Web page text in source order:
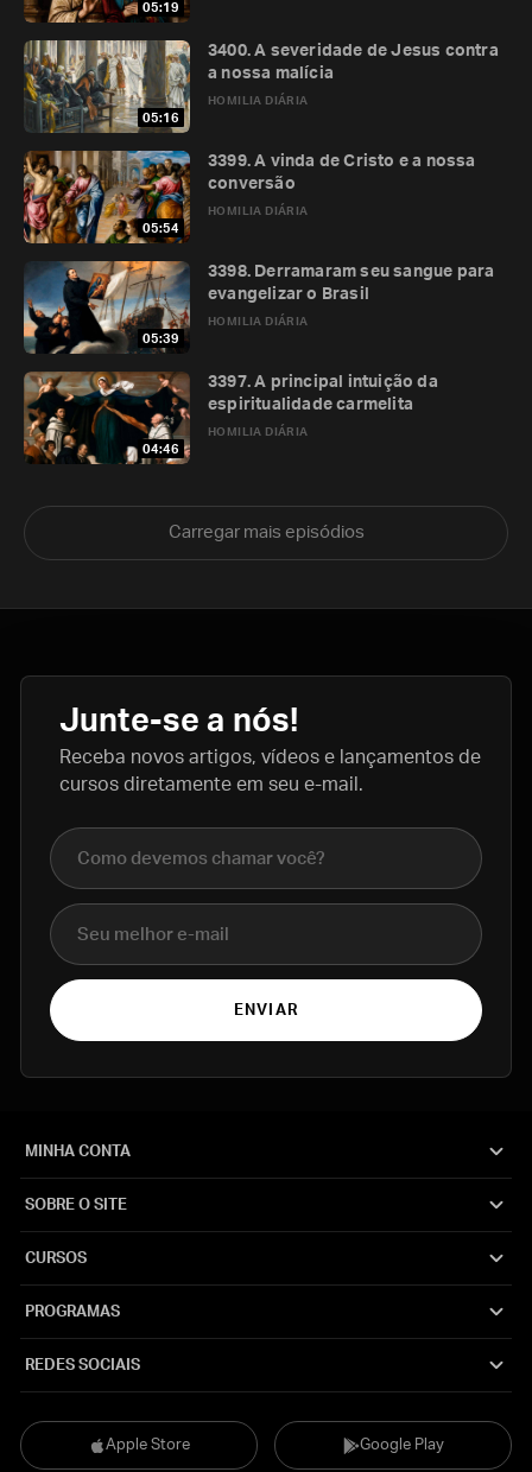
05:19
05:16
HOMILIA DIÁRIA
3400. A severidade de Jesus contra
a nossa malícia
05:54
HOMILIA DIÁRIA
3399. A vinda de Cristo e a nossa
conversão
05:39
HOMILIA DIÁRIA
3398. Derramaram seu sangue para
evangelizar o Brasil
04:46
HOMILIA DIÁRIA
3397. A principal intuição da
espiritualidade carmelita
Carregar mais episódios
Junte-se a nós!
Receba novos artigos, vídeos e lançamentos de
cursos diretamente em seu e-mail.
Nome completo
E-mail
ENVIAR
Apple Store Google Play
MINHA CONTA
SOBRE O SITE
CURSOS
PROGRAMAS
REDES SOCIAIS